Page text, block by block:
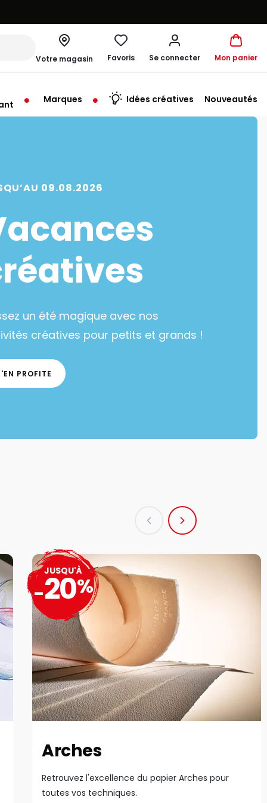
Votre magasin
à 19:30
Favoris Se connecter Mon panier
Marques Idées créatives Nouveautés
09.08.2026
un été magique avec nos
créatives pour petits et grands !
PROFITE
Arches
Retrouvez l'excellence du papier Arches pour
toutes vos techniques.
JUSQU'À
-20%